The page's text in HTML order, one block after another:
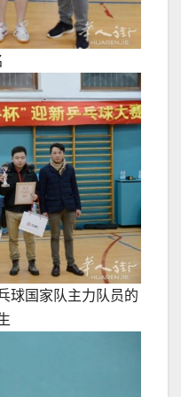
球国家队主力队员的